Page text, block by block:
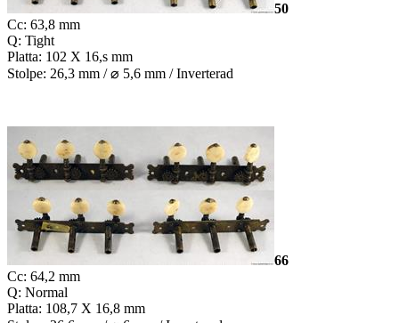
50
Cc: 63,8 mm
Q: Tight
Platta: 102 X 16,s mm
Stolpe: 26,3 mm /⌀ 5,6 mm / Inverterad
66
Cc: 64,2 mm
Q: Normal
Platta: 108,7 X 16,8 mm